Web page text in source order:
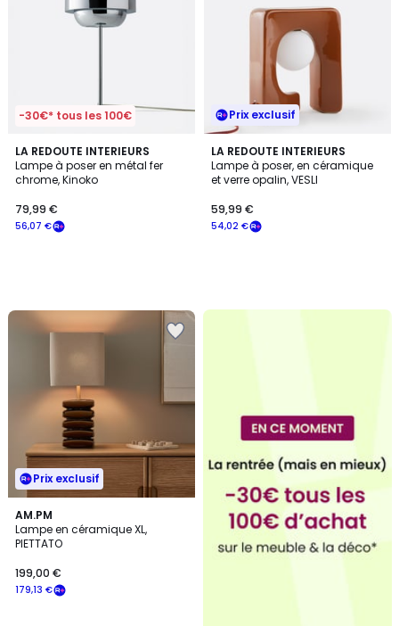
-30€* tous les 100€
LA REDOUTE INTERIEURS
Lampe à poser en métal fer
chrome, Kinoko
56,07 €
79,99 €
Prix exclusif
LA REDOUTE INTERIEURS
Lampe à poser, en céramique
et verre opalin, VESLI
54,02 €
59,99 €
Prix exclusif
AM.PM
Lampe en céramique XL,
PIETTATO
179,13 €
199,00 €